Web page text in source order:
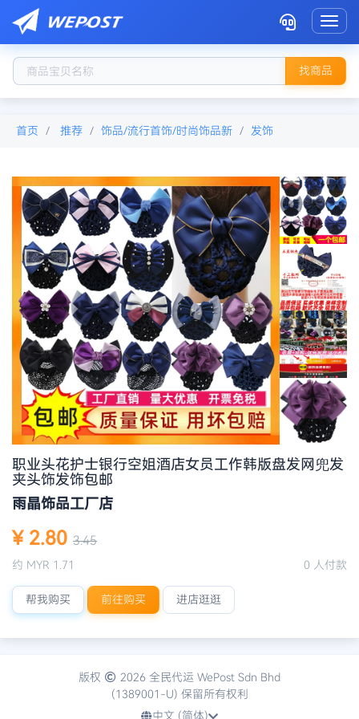
找商品
首页 推荐 饰品/流行首饰/时尚饰品新 发饰
职业头花护士银行空姐酒店女员工作韩版盘发网兜发
夹头饰发饰包邮
雨晶饰品工厂店
¥ 2.80 3.45
0 人付款
约 MYR 1.71
帮我购买 前往购买 进店逛逛
版权
2026 全民代运 WePost Sdn Bhd
(1389001-U) 保留所有权利
中文 (简体)